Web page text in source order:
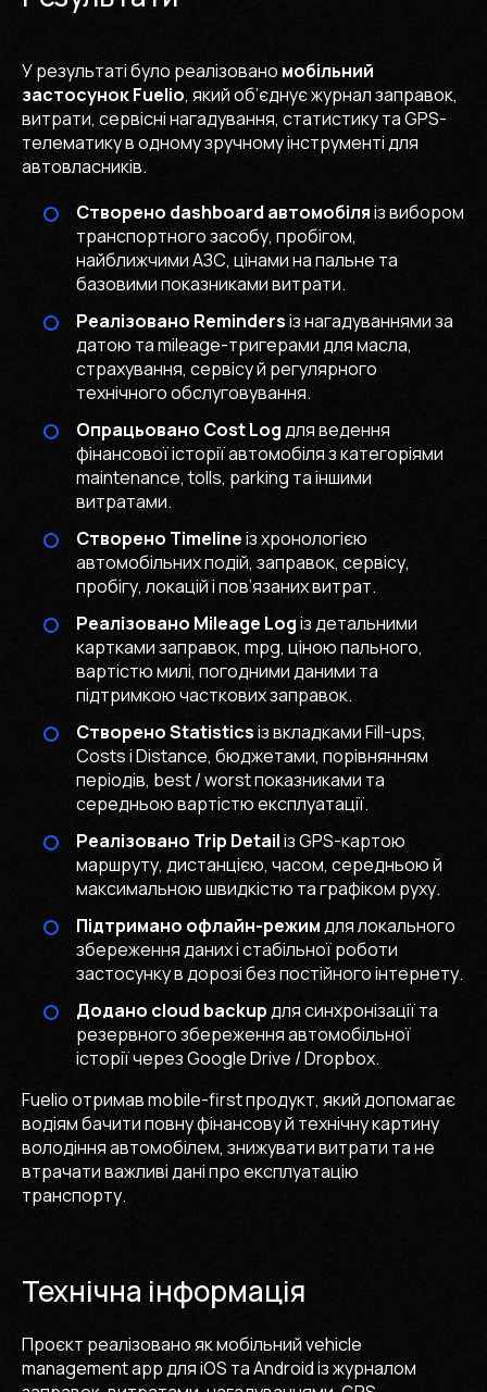
У результаті було реалізовано мобільний
застосунок Fuelio, який об’єднує журнал заправок,
витрати, сервісні нагадування, статистику та GPS-
телематику в одному зручному інструменті для
автовласників.
Створено dashboard автомобіляіз вибором
транспортного засобу, пробігом,
найближчими АЗС, цінами на пальне та
базовими показниками витрати.
Реалізовано Remindersіз нагадуваннями за
датою та mileage-тригерами для масла,
страхування, сервісу й регулярного
технічного обслуговування.
Опрацьовано Cost Logдля ведення
фінансової історії автомобіля з категоріями
maintenance, tolls, parking та іншими
витратами.
Створено Timelineіз хронологією
автомобільних подій, заправок, сервісу,
пробігу, локацій і пов’язаних витрат.
Реалізовано Mileage Logіз детальними
картками заправок, mpg, ціною пального,
вартістю милі, погодними даними та
підтримкою часткових заправок.
Створено Statisticsіз вкладками Fill-ups,
Costs і Distance, бюджетами, порівнянням
періодів, best / worst показниками та
середньою вартістю експлуатації.
Реалізовано Trip Detailіз GPS-картою
маршруту, дистанцією, часом, середньою й
максимальною швидкістю та графіком руху.
Підтримано офлайн-режимдля локального
збереження даних і стабільної роботи
застосунку в дорозі без постійного інтернету.
Додано cloud backupдля синхронізації та
резервного збереження автомобільної
історії через Google Drive / Dropbox.
Fuelio отримав mobile-first продукт, який допомагає
водіям бачити повну фінансову й технічну картину
володіння автомобілем, знижувати витрати та не
втрачати важливі дані про експлуатацію
транспорту.
Технічна інформація
Проєкт реалізовано як мобільний vehicle
management app для iOS та Android із журналом